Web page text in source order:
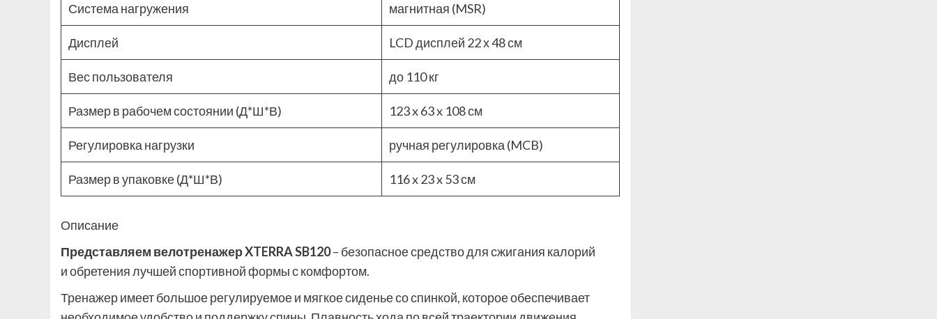
Система нагружения магнитная (MSR)
Дисплей LCD дисплей 22 х 48 см
Вес пользователя до 110 кг
Размер в рабочем состоянии (Д*Ш*В) 123 x 63 x 108 см
Регулировка нагрузки ручная регулировка (MCB)
Размер в упаковке (Д*Ш*В) 116 x 23 x 53 см
Описание
Представляем велотренажер XTERRA SB120– безопасное средство для сжигания калорий
и обретения лучшей спортивной формы с комфортом.
Тренажер имеет большое регулируемое и мягкое сиденье со спинкой, которое обеспечивает